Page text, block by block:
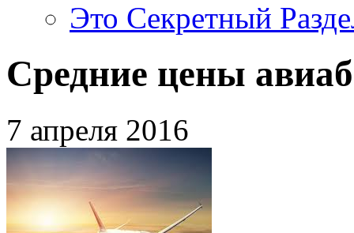
Это Секретный
Средние цены
7 апреля 2016